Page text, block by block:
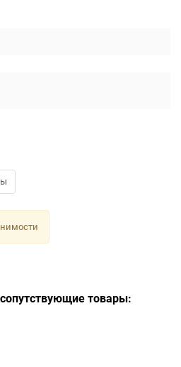
товары: